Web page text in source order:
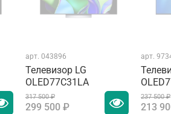
арт. 043896
Телевизор LG
OLED77C31LA
317 500 ₽
299 500 ₽
арт.
237 500 ₽
213